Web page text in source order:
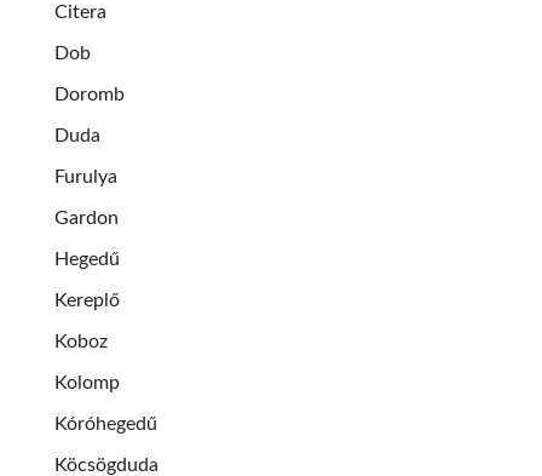
Citera
Dob
Doromb
Duda
Furulya
Gardon
Hegedű
Kereplő
Koboz
Kolomp
Kóróhegedű
Köcsögduda